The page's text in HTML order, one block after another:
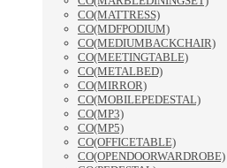
CO(MATTRESS)
CO(MDFPODIUM)
CO(MEDIUMBACKCHAIR)
CO(MEETINGTABLE)
CO(METALBED)
CO(MIRROR)
CO(MOBILEPEDESTAL)
CO(MP3)
CO(MP5)
CO(OFFICETABLE)
CO(OPENDOORWARDROBE)